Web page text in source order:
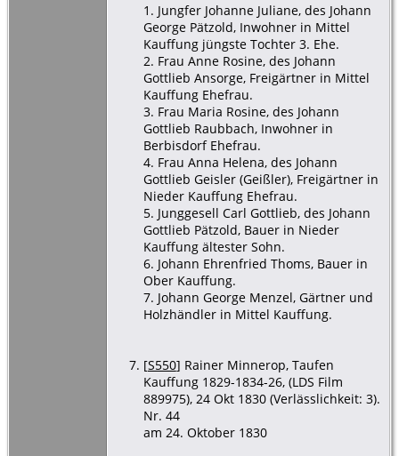
1. Jungfer Johanne Juliane, des Johann
George Pätzold, Inwohner in Mittel
Kauffung jüngste Tochter 3. Ehe.
2. Frau Anne Rosine, des Johann
Gottlieb Ansorge, Freigärtner in Mittel
Kauffung Ehefrau.
3. Frau Maria Rosine, des Johann
Gottlieb Raubbach, Inwohner in
Berbisdorf Ehefrau.
4. Frau Anna Helena, des Johann
Gottlieb Geisler (Geißler), Freigärtner in
Nieder Kauffung Ehefrau.
5. Junggesell Carl Gottlieb, des Johann
Gottlieb Pätzold, Bauer in Nieder
Kauffung ältester Sohn.
6. Johann Ehrenfried Thoms, Bauer in
Ober Kauffung.
7. Johann George Menzel, Gärtner und
Holzhändler in Mittel Kauffung.
[S550] Rainer Minnerop, Taufen
Kauffung 1829-1834-26, (LDS Film
889975), 24 Okt 1830 (Verlässlichkeit: 3).
Nr. 44
am 24. Oktober 1830